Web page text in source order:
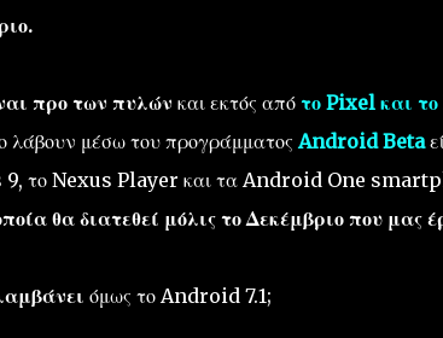
προ των πυλών και εκτός από το Pixel και
λάβουν μέσω του προγράμματοςAndroid Beta
το Nexus Player και τα Android One
θα διατεθεί μόλις το Δεκέμβριο που μας
όμως το Android 7.1;